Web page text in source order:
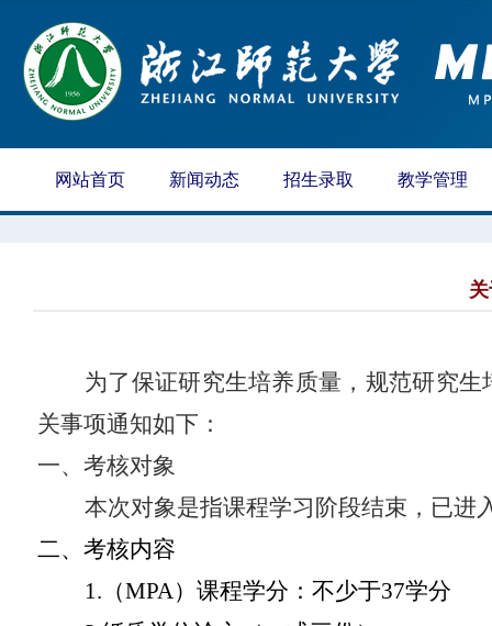
网站首页 新闻动态 招生录取 教学管理
为了保证研究生培养质量，规范研究
关事项通知如下：
一、考核对象
本次对象是指课程学习阶段结束，已进
二、考核内容
1.（MPA）课程学分：不少于37学分